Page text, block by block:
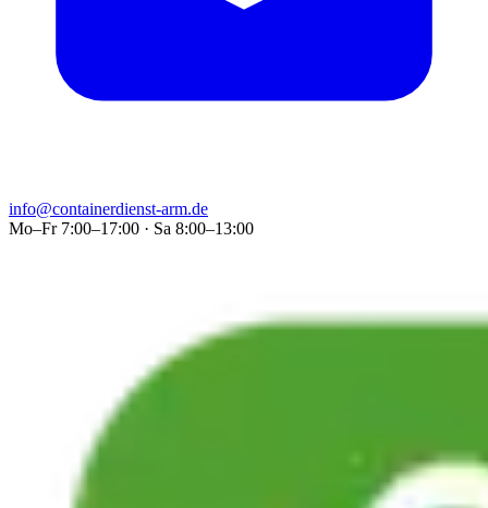
info@containerdienst-arm.de
Mo–Fr 7:00–17:00 · Sa 8:00–13:00